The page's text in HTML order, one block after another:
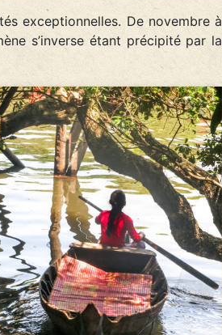
exceptionnelles. De novembre à
s’inverse étant précipité par la